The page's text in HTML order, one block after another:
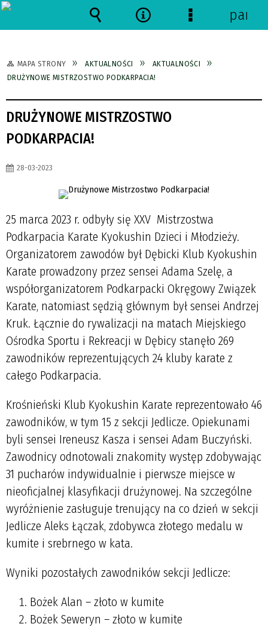
MAPA STRONY AKTUALNOŚCI
AKTUALNOŚCI
DRUŻYNOWE MISTRZOSTWO PODKARPACIA!
DRUŻYNOWE MISTRZOSTWO
PODKARPACIA!
28-03-2023
25 marca 2023 r. odbyły się XXV Mistrzostwa
Podkarpacia Karate Kyokushin Dzieci i Młodzieży.
Organizatorem zawodów był Dębicki Klub Kyokushin
Karate prowadzony przez sensei Adama Szelę, a
współorganizatorem Podkarpacki Okręgowy Związek
Karate, natomiast sędzią głównym był sensei Andrzej
Kruk. Łącznie do rywalizacji na matach Miejskiego
Ośrodka Sportu i Rekreacji w Dębicy stanęło 269
zawodników reprezentujących 24 kluby karate z
całego Podkarpacia.
Krośnieński Klub Kyokushin Karate reprezentowało 46
zawodników, w tym 15 z sekcji Jedlicze. Opiekunami
byli sensei Ireneusz Kasza i sensei Adam Buczyński.
Zawodnicy odnotowali znakomity występ zdobywając
31 pucharów indywidualnie i pierwsze miejsce w
nieoficjalnej klasyfikacji drużynowej. Na szczególne
wyróżnienie zasługuje trenujący na co dzień w sekcji
Jedlicze Aleks Łączak, zdobywca złotego medalu w
kumite i srebrnego w kata.
Wyniki pozostałych zawodników sekcji Jedlicze:
Bożek Alan – złoto w kumite
Bożek Seweryn – złoto w kumite
Wyszukiwarka
NarzędziaMenu
panel